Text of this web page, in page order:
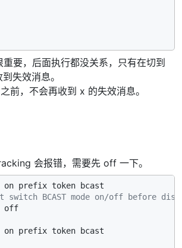
重要，后面执行都没关系，只有在切到
失效消息。
前，不会再收到 x 的失效消息。
会报错，需要先 off 一下。
switch BCAST mode on/off
off